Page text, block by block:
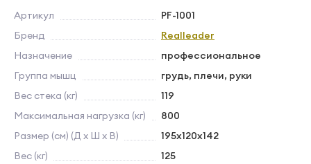
Артикул
PF-1001
Бренд
Realleader
Назначение
профессиональное
Группа мышц
грудь, плечи, руки
Вес стека (кг)
119
Максимальная нагрузка (кг)
800
Размер (см) (Д х Ш х В)
195х120х142
Вес (кг)
125